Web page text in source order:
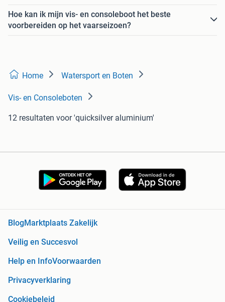
Hoe kan ik mijn vis- en consoleboot het beste
voorbereiden op het vaarseizoen?
Home Watersport en Boten
Vis- en Consoleboten
12 resultaten voor 'quicksilver aluminium'
BlogMarktplaats Zakelijk
Veilig en Succesvol
Help en InfoVoorwaarden
Privacyverklaring
Cookiebeleid